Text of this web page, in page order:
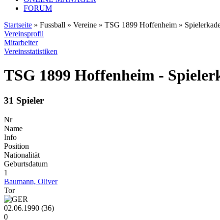
FORUM
Startseite » Fussball » Vereine » TSG 1899 Hoffenheim »
Vereinsprofil
Mitarbeiter
Vereinsstatistiken
TSG 1899 Hoffenheim -
31 Spieler
Nr
Name
Info
Position
Nationalität
Geburtsdatum
1
Baumann, Oliver
Tor
02.06.1990 (36)
0